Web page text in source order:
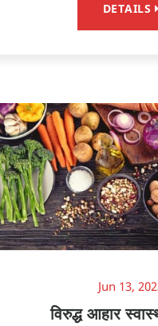
DETAILS
Jun 13,
विरुद्ध आहार